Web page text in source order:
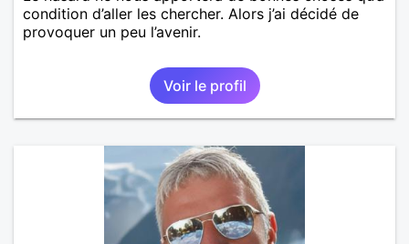
condition d’aller les chercher. Alors j’ai décidé de
provoquer un peu l’avenir.
Voir le profil